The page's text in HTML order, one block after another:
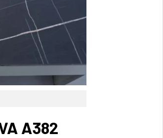
A382